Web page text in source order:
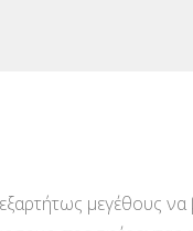
μεγέθους